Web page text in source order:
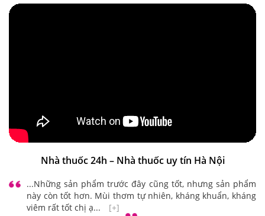
Nhà thuốc 24h – Nhà thuốc uy tín Hà Nội
...Những sản phẩm trước đây cũng tốt, nhưng sản phẩm
này còn tốt hơn. Mùi thơm tự nhiên, kháng khuẩn, kháng
viêm rất tốt chị ạ...
[+]